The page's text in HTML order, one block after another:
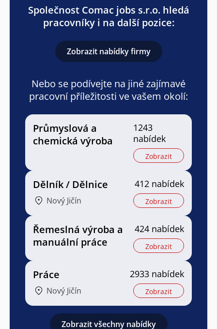
Společnost Comac jobs s.r.o. hledá
pracovníky i na další pozice:
Zobrazit nabídky firmy
Nebo se podívejte na jiné zajímavé
pracovní příležitosti ve vašem okolí:
Průmyslová a
chemická výroba
1243
nabídek
Zobrazit
Dělník / Dělnice
Nový Jičín
412 nabídek
Zobrazit
Řemeslná výroba a
manuální práce
424 nabídek
Zobrazit
Práce
Nový Jičín
2933 nabídek
Zobrazit
Zobrazit všechny nabídky